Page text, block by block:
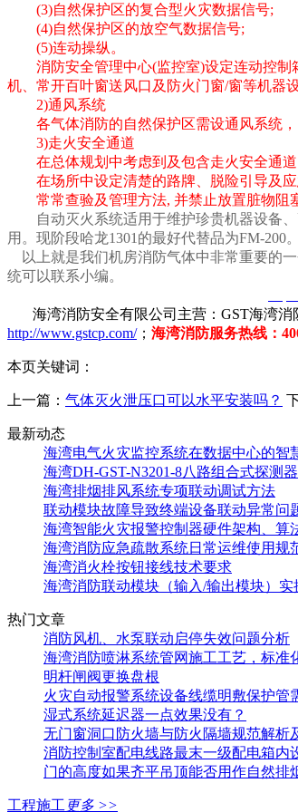
(3)自然保护区的复合型火灾数据信号;
(4)自然保护区的放空气数据信号;
(5)连动操纵。
消防安全管理中心(监控室)设定连动控制
机、常开百叶窗送风口及防火门窗/窗等机器
2)通风系统
各气体消防的自然保护区需设通风系统，
3)走火安全通道
在总体规划中考虑到及包含走火安全通道
在场所中设定清楚的路牌、脱险引导及应
常常查验及管理方法, 并禁止放置脏物阻塞
自动灭火系统适用于维护珍贵机器设备、
用。现阶段哈龙1301的最好代替品为FM-200。
以上就是我们机房消防气体中非常重要的
统可以联系小编。
海湾消防安全有限公司主营：GST海湾消
http://www.gstcp.com/； 海湾消防服务热线：
本页关键词：
上一篇： 气体灭火泄压口可以水平安装吗？
最新动态
海湾电气火灾监控系统在数据中心的智
海湾DH-GST-N3201-8八路组合式探测
海湾排烟排风系统专项联动调试方法
联动模块故障导致终端设备联动异常问
海湾智能火灾报警控制器硬件架构、算
海湾消防应急疏散系统日常运维使用规
海湾消火栓按钮接线技术要求
海湾消防联动模块（输入/输出模块）实
热门文章
消防风机、水泵联动启停失效问题分析
海湾消防喷淋系统管网施工工艺，标准
明杆闸阀更换盘根
火灾自动报警系统设备线缆明敷保护管
湿式系统延迟器一点效果没有？
无门窗洞口防火墙与防火隔墙规范解析
消防控制室配电线路最末一级配电箱内
门的高度如果齐平吊顶能否用作自然排
工程施工 更多 >>